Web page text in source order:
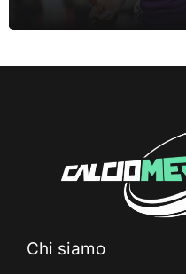
Chi siamo